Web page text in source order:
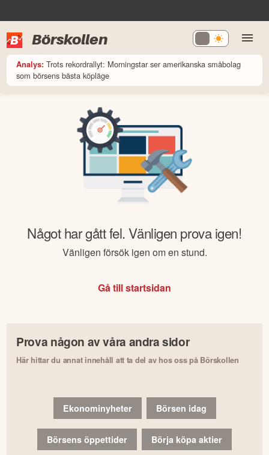
Börskollen
Analys: Trots rekordrallyt: Morningstar ser amerikanska småbolag
som börsens bästa köpläge
Något har gått fel. Vänligen prova igen!
Vänligen försök igen om en stund.
Gå till startsidan
Prova någon av våra andra sidor
Här hittar du annat innehåll att ta del av hos oss på Börskollen
Ekonominyheter Börsen idag
Börsens öppettider Börja köpa aktier